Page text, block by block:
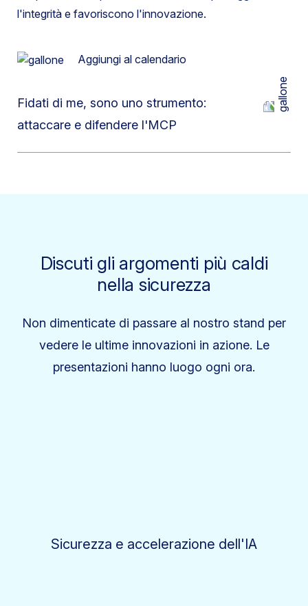
l'integrità e favoriscono l'innovazione.
Aggiungi al calendario
Fidati di me, sono uno strumento:
attaccare e difendere l'MCP
Discuti gli argomenti più caldi
nella sicurezza
Non dimenticate di passare al nostro stand per
vedere le ultime innovazioni in azione. Le
presentazioni hanno luogo ogni ora.
Sicurezza e accelerazione dell'IA